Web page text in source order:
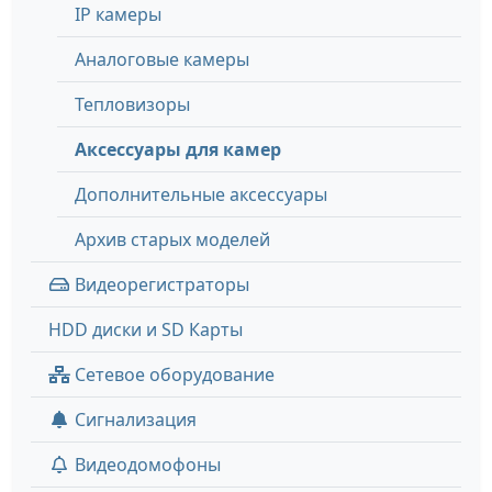
IP камеры
Аналоговые камеры
Тепловизоры
Аксессуары для камер
Дополнительные аксессуары
Архив старых моделей
Видеорегистраторы
HDD диски и SD Карты
Сетевое оборудование
Сигнализация
Видеодомофоны